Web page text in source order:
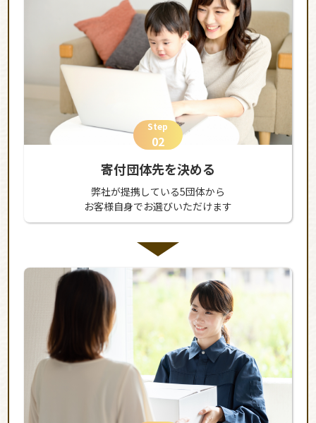
Step
02
寄付団体先を決める
弊社が提携している5団体から
お客様自身でお選びいただけます